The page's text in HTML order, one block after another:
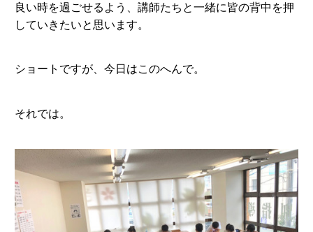
良い時を過ごせるよう、講師たちと一緒に皆の背中を押
していきたいと思います。
ショートですが、今日はこのへんで。
それでは。